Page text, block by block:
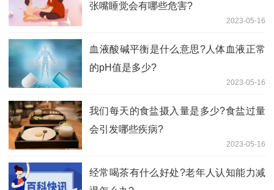
张嘴睡觉会有哪些危害?
2023-05-16
​血液酸碱平衡是什么意思?​人体血液正常
的pH值是多少?
2023-05-16
我们每天的食盐摄入量是多少?食盐过量
会引发哪些疾病?
2023-05-16
经常喝茶有什么好处?老年人认知能力减